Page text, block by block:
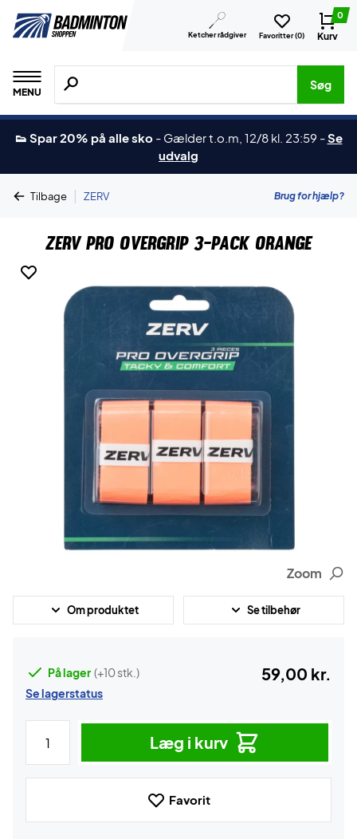
Ketcher rådgiver Favoritter (0)
0
Kurv
MENU
Søg efter produkter, mærker etc.
Søg
👟 Spar 20% på alle sko - Gælder t.o.m, 12/8 kl. 23:59 -Se
udvalg
Tilbage | ZERV Brug for hjælp?
ZERV Pro Overgrip 3-Pack Orange
Zoom
Om produktet Se tilbehør
På lager (+10 stk.)
Se lagerstatus
59,00 kr.
Læg i kurv
Favorit